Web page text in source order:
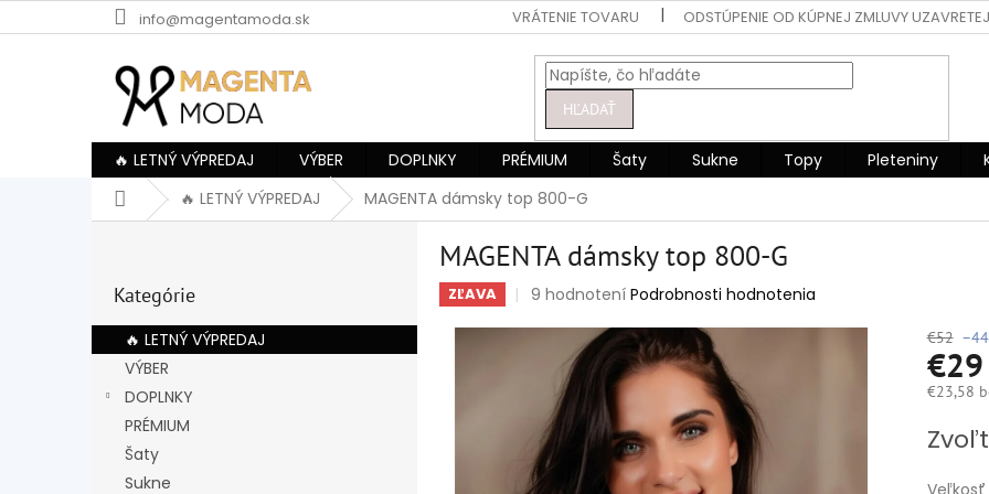
na
info@magentamoda.sk VRÁTENIE TOVARU ODSTÚPENIE OD KÚPNEJ ZMLUVY UZAVRETEJ
HĽADAŤ
🔥 LETNÝ VÝPREDAJ VÝBER DOPLNKY PRÉMIUM Šaty Sukne Topy Pleteniny
Domov🔥 LETNÝ VÝPREDAJ MAGENTA dámsky top 800-G
ý
p
kategórie
Kategórie
🔥 LETNÝ VÝPREDAJ
VÝBER
DOPLNKY
PRÉMIUM
Šaty
Sukne
MAGENTA dámsky top 800-G
ZĽAVA
Priemerné
produktu
hviezdičiek.
9 hodnotení Podrobnosti hodnotenia
€52
€29
€23,58
cena: